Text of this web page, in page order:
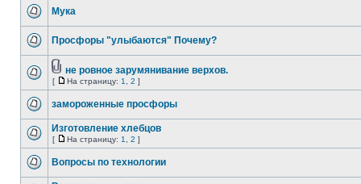
Мука
Просфоры "улыбаются" Почему?
не ровное зарумянивание верхов.
[ На страницу: 1 2 ]
замороженные просфоры
Изготовление хлебцов
[ На страницу: 1 2 ]
Вопросы по технологии